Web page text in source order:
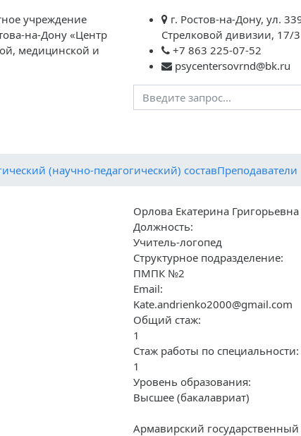
учреждение
на-Дону «Центр
медицинской и
г. Ростов-на-Дону, ул.
Стрелковой дивизии, 17/3
+7 863 225-07-52
psycentersovrnd@bk.ru
(научно-педагогический) составПреподаватели
Орлова Екатерина Григорьевна
Должность:
Учитель-логопед
Структурное подразделение:
ПМПК №2
Email:
Kate.andrienko2000@gmail.com
Общий стаж:
1
Стаж работы по специальности:
1
Уровень образования:
Высшее (бакалавриат)
Армавирский